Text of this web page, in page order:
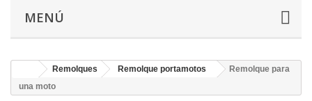
MENÚ
Remolques Remolque portamotos
Remolque para
una moto